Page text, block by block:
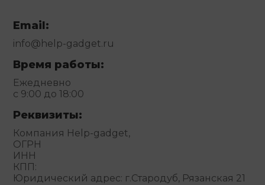
Email:
info@help-gadget.ru
Время работы:
Ежедневно
с 9:00 до 18:00
Реквизиты:
Компания Help-gadget,
ОГРН
ИНН
КПП:
Юридический адрес: г.Стародуб, Рязанская 21